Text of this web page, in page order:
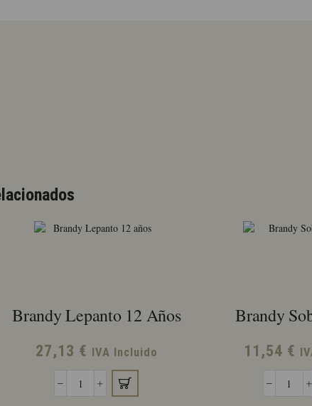
Brandy Lepanto 12 Años
27,13 € IVA Incluido
Brandy
Brandy
11,54 €
Brandy